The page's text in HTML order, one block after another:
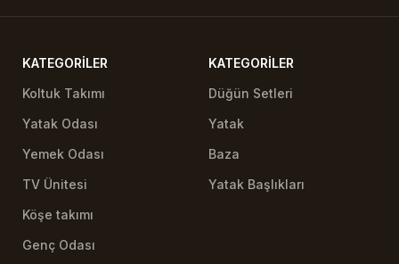
KATEGORILER
Koltuk Takımı
Yatak Odası
Yemek Odası
TV Ünitesi
Köşe takımı
Genç Odası
KATEGORILER
Düğün Setleri
Yatak
Baza
Yatak Başlıkları